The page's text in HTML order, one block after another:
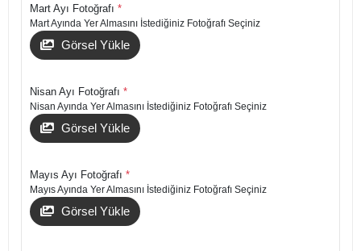
Mart Ayı Fotoğrafı *
Mart Ayında Yer Almasını İstediğiniz Fotoğrafı Seçiniz
Görsel Yükle
Nisan Ayı Fotoğrafı *
Nisan Ayında Yer Almasını İstediğiniz Fotoğrafı Seçiniz
Görsel Yükle
Mayıs Ayı Fotoğrafı *
Mayıs Ayında Yer Almasını İstediğiniz Fotoğrafı Seçiniz
Görsel Yükle